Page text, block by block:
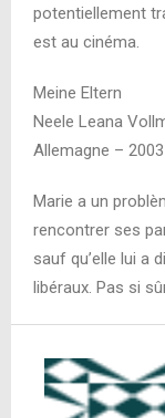
potentiellement
est au cinéma.
Meine Eltern
Neele Leana
Allemagne –
Marie a un
rencontrer ses
sauf qu’elle lui a
libéraux. Pas si